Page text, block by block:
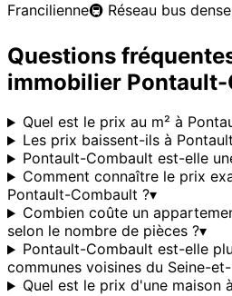
Francilienne🚇 Réseau bus dense
Questions
immobilier
Quel est le prix au m² à
Les prix baissent-ils à
Pontault-Combault est-elle
Comment connaître le prix
Pontault-Combault ?▾
Combien coûte un
selon le nombre de pièces ?▾
Pontault-Combault est-elle
communes voisines du Seine-
Quel est le prix d'une maison